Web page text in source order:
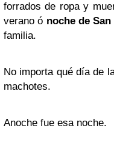
forrados de ropa y
verano ó noche de San
familia.
No importa qué día de
machotes.
Anoche fue esa noche.